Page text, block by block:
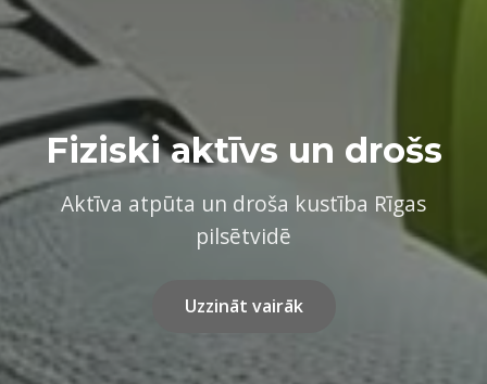
Fiziski aktīvs un drošs
Aktīva atpūta un droša kustība Rīgas
pilsētvidē
Uzzināt vairāk